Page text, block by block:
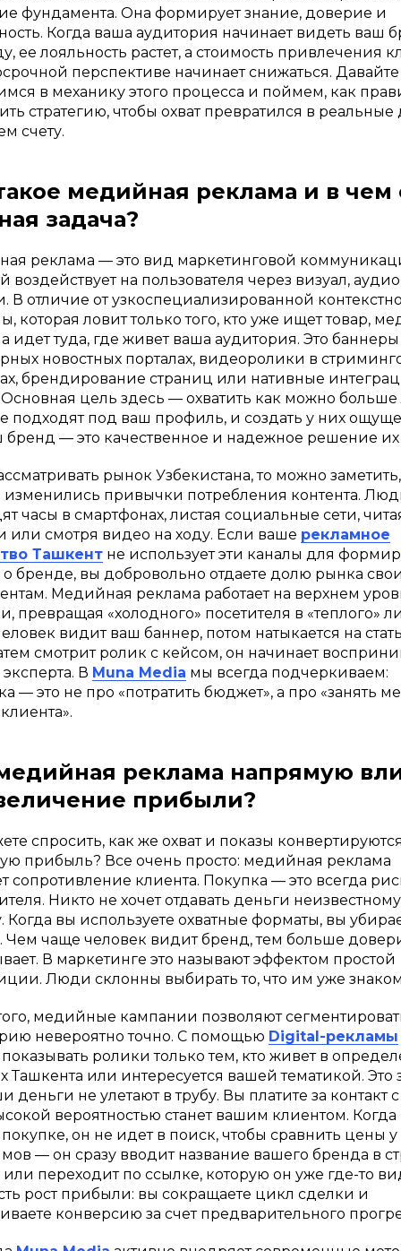
фундамента. Она формирует знание, доверие и
Когда ваша аудитория начинает видеть ваш
ее лояльность растет, а стоимость привлечения
перспективе начинает снижаться. Давайте
в механику этого процесса и поймем, как
стратегию, чтобы охват превратился в реальные
счету.
медийная реклама и в чем
задача?
реклама — это вид маркетинговой
воздействует на пользователя через визуал,
В отличие от узкоспециализированной
которая ловит только того, кто уже ищет товар,
идет туда, где живет ваша аудитория. Это
новостных порталах, видеоролики в
брендирование страниц или нативные
Основная цель здесь — охватить как можно
подходят под ваш профиль, и создать у них
бренд — это качественное и надежное решение их
рынок Узбекистана, то можно
изменились привычки потребления контента.
часы в смартфонах, листая социальные сети,
или смотря видео на ходу. Если ваше рекламное
Ташкентне использует эти каналы для
о бренде, вы добровольно отдаете долю рынка
Медийная реклама работает на верхнем
превращая «холодного» посетителя в «теплого»
видит ваш баннер, потом натыкается на
смотрит ролик с кейсом, он начинает
В Muna Media мы всегда подчеркиваем:
— это не про «потратить бюджет», а про «занять
реклама напрямую
прибыли?
спросить, как же охват и показы
прибыль? Все очень просто: медийная реклама
сопротивление клиента. Покупка — это всегда
Никто не хочет отдавать деньги неизвестному
Когда вы используете охватные форматы, вы
Чем чаще человек видит бренд, тем больше
В маркетинге это называют эффектом простой
Люди склонны выбирать то, что им уже
медийные кампании позволяют
невероятно точно. С помощью Digital-рекламы
ролики только тем, кто живет в
Ташкента или интересуется вашей тематикой. Это
деньги не улетают в трубу. Вы платите за контакт
вероятностью станет вашим клиентом. Когда
покупке, он не идет в поиск, чтобы сравнить цены у
— он сразу вводит название вашего бренда в
переходит по ссылке, которую он уже где-то
рост прибыли: вы сокращаете цикл сделки и
конверсию за счет предварительного